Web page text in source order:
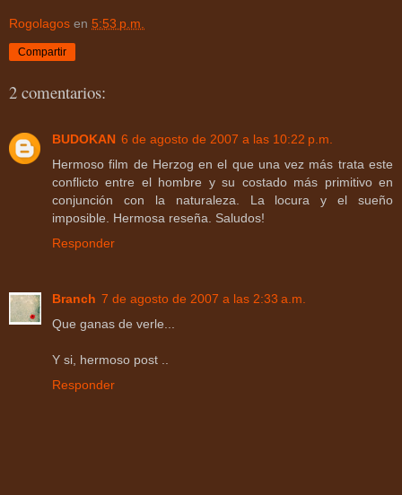
Rogolagos en 5:53 p.m.
Compartir
2 comentarios:
BUDOKAN 6 de agosto de 2007 a las 10:22 p.m.
Hermoso film de Herzog en el que una vez más trata este
conflicto entre el hombre y su costado más primitivo en
conjunción con la naturaleza. La locura y el sueño
imposible. Hermosa reseña. Saludos!
Responder
Branch 7 de agosto de 2007 a las 2:33 a.m.
Que ganas de verle...
Y si, hermoso post ..
Responder